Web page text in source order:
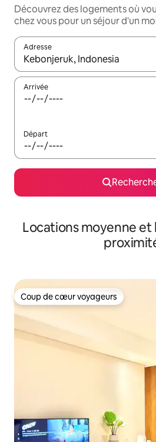
Découvrez des logements où
chez vous pour un séjour d'un
Adresse
Lorsque les résultats s'affichent,
Arrivée
Départ
Locations moyenne et
Coup de cœur voyageurs
Coup de cœur voyageurs